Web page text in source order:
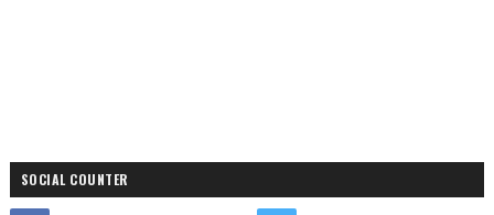
SOCIAL COUNTER